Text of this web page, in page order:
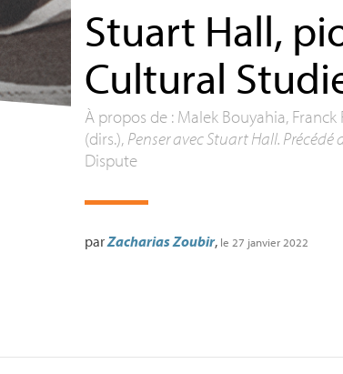
Stuart Hall,
Cultural
À propos de : Malek Bouyahia,
(dirs.), Penser avec Stuart Hall.
Dispute
parZacharias Zoubir, le 27 janvier 2022